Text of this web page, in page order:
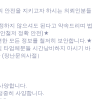
안전을 지키고자 하시는 의뢰인분들
하지 않으셔도 된다고 약속드리며 법
철저 정확 안전)★
모든 정보를 철저히 보안합니다.★
업체분들 시간낭비하지 마시기 바
난문의사절）
양합니다.
중히 사양합니다.